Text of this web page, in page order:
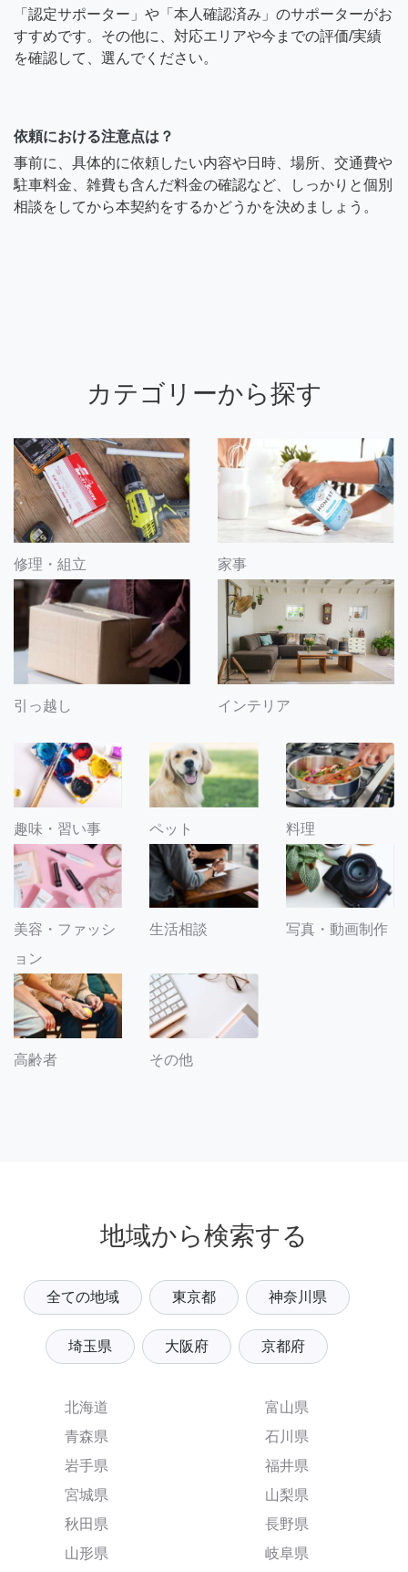
「認定サポーター」や「本人確認済み」のサポーターがお
すすめです。その他に、対応エリアや今までの評価/実績
を確認して、選んでください。
依頼における注意点は？
事前に、具体的に依頼したい内容や日時、場所、交通費や
駐車料金、雑費も含んだ料金の確認など、しっかりと個別
相談をしてから本契約をするかどうかを決めましょう。
カテゴリーから探す
修理・組立 家事
引っ越し インテリア
趣味・習い事 ペット 料理
美容・ファッシ
ョン
生活相談 写真・動画制作
高齢者 その他
地域から検索する
全ての地域 東京都 神奈川県
埼玉県 大阪府 京都府
北海道
青森県
岩手県
宮城県
秋田県
山形県
富山県
石川県
福井県
山梨県
長野県
岐阜県